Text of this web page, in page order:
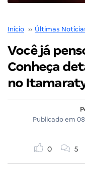
Início ›› Últimas
Você já
Conheça
no
Publicado em
0 5